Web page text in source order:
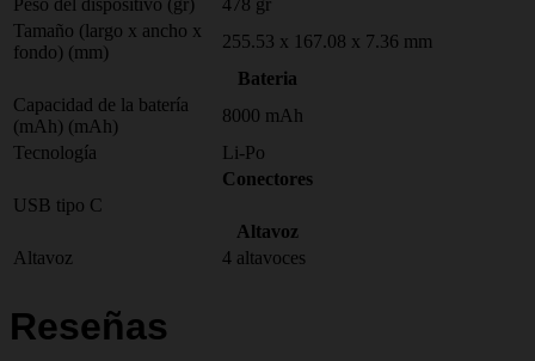
Peso del dispositivo (gr)
478 gr
Tamaño (largo x ancho x
fondo) (mm)
255.53 x 167.08 x 7.36 mm
Bateria
Capacidad de la batería
(mAh) (mAh)
8000 mAh
Tecnología
Li-Po
Conectores
USB tipo C
Altavoz
Altavoz
4 altavoces